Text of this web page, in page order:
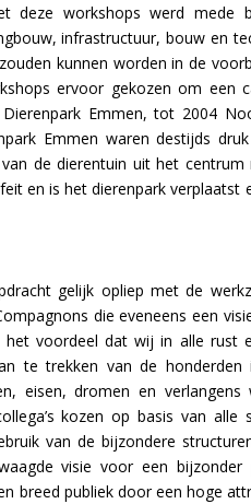
deze workshops werd mede
infrastructuur, bouw en
kunnen worden in de
ervoor gekozen om een
Emmen, tot 2004
Emmen waren destijds
de dierentuin uit het centrum
en is het dierenpark verplaatst
gelijk opliep met de
die eveneens een
voordeel dat wij in alle rust
te trekken van de honderden
eisen, dromen en verlangens
kozen op basis van alle
van de bijzondere
visie voor een bijzonder
breed publiek door een hoge